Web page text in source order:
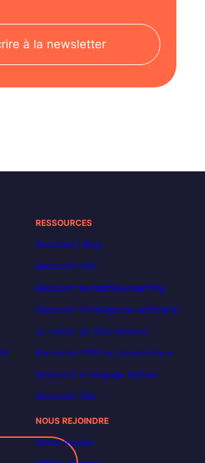
à la newsletter
RESSOURCES
Decoded | Blog
Découvrir n8n
Découvrir le machine learning
Découvrir l’intelligence artificielle
Le métier de Data Analyst
Formation POEI en informatique
Découvrir le langage Python
Découvrir SQL
NOUS REJOINDRE
Notre équipe